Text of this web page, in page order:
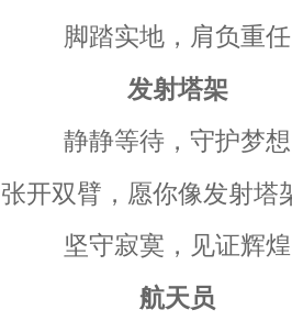
脚踏实地，肩负重任
发射塔架
静静等待，守护梦想
张开双臂，愿你像发射塔
坚守寂寞，见证辉煌
航天员